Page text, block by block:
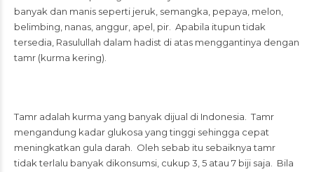
banyak dan manis seperti jeruk, semangka, pepaya, melon,
belimbing, nanas, anggur, apel, pir. Apabila itupun tidak
tersedia, Rasulullah dalam hadist di atas menggantinya dengan
tamr (kurma kering).
Tamr adalah kurma yang banyak dijual di Indonesia. Tamr
mengandung kadar glukosa yang tinggi sehingga cepat
meningkatkan gula darah. Oleh sebab itu sebaiknya tamr
tidak terlalu banyak dikonsumsi, cukup 3, 5 atau 7 biji saja. Bila